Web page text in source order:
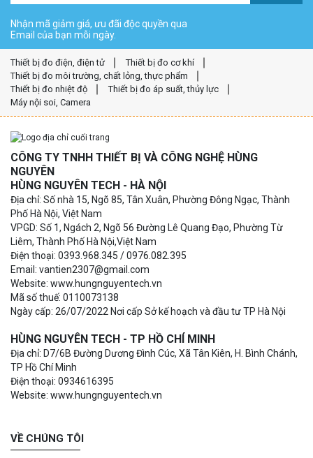
Nhận mã giảm giá, ưu đãi độc quyền qua
Email của bạn mỗi ngày.
Thiết bị đo điện, điện tử
Thiết bị đo cơ khí
Thiết bị đo môi trường, chất lỏng, thực phẩm
Thiết bị đo nhiệt độ
Thiết bị đo áp suất, thủy lực
Máy nội soi, Camera
CÔNG TY TNHH THIẾT BỊ VÀ CÔNG NGHỆ HÙNG
NGUYÊN
HÙNG NGUYÊN TECH - HÀ NỘI
Địa chỉ: Số nhà 15, Ngõ 85, Tân Xuân, Phường Đông Ngạc, Thành
Phố Hà Nội, Việt Nam
VPGD: Số 1, Ngách 2, Ngõ 56 Đường Lê Quang Đạo, Phường Từ
Liêm, Thành Phố Hà Nội,Việt Nam
Điện thoại: 0393.968.345 / 0976.082.395
Email: vantien2307@gmail.com
Website: www.hungnguyentech.vn
Mã số thuế: 0110073138
Ngày cấp: 26/07/2022 Nơi cấp Sở kế hoạch và đầu tư TP Hà Nội
HÙNG NGUYÊN TECH - TP HỒ CHÍ MINH
Địa chỉ: D7/6B Đường Dương Đình Cúc, Xã Tân Kiên, H. Bình Chánh,
TP Hồ Chí Minh
Điện thoại: 0934616395
Website: www.hungnguyentech.vn
VỀ CHÚNG TÔI